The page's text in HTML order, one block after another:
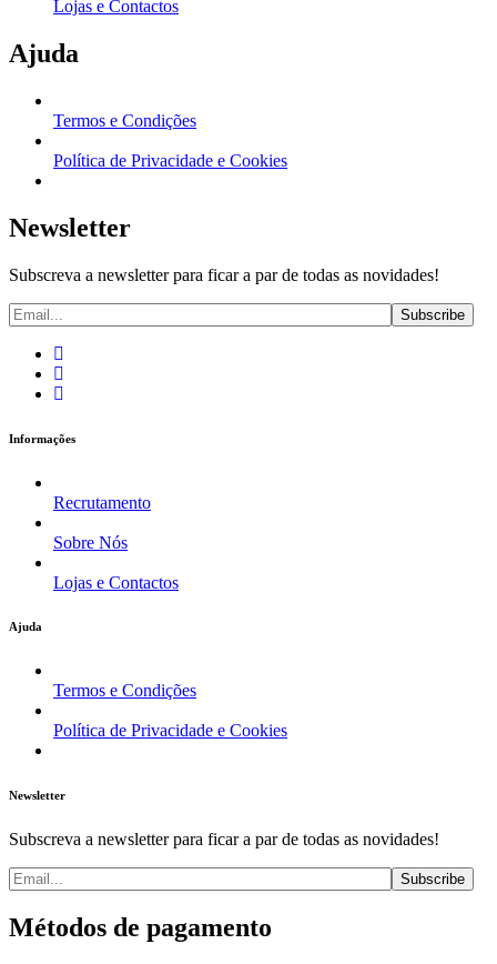
Lojas e Contactos
Ajuda
Termos e Condições
Política de Privacidade e Cookies
Newsletter
Subscreva a newsletter para ficar a par de todas as novidades!
Informações
Recrutamento
Sobre Nós
Lojas e Contactos
Ajuda
Termos e Condições
Política de Privacidade e Cookies
Newsletter
Subscreva a newsletter para ficar a par de todas as novidades!
Métodos de pagamento